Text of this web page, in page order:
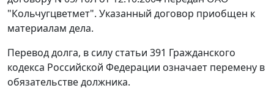
"Кольчугцветмет". Указанный договор приобщен к
материалам дела.
Перевод долга, в силу статьи 391 Гражданского
кодекса Российской Федерации означает перемену в
обязательстве должника.